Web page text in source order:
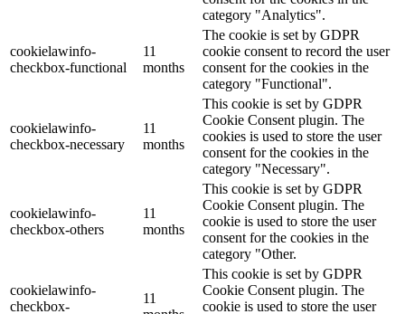
category "Analytics".
cookielawinfo-
checkbox-functional
11
months
The cookie is set by GDPR
cookie consent to record the user
consent for the cookies in the
category "Functional".
cookielawinfo-
checkbox-necessary
11
months
This cookie is set by GDPR
Cookie Consent plugin. The
cookies is used to store the user
consent for the cookies in the
category "Necessary".
cookielawinfo-
checkbox-others
11
months
This cookie is set by GDPR
Cookie Consent plugin. The
cookie is used to store the user
consent for the cookies in the
category "Other.
cookielawinfo-
checkbox-
11
This cookie is set by GDPR
Cookie Consent plugin. The
cookie is used to store the user